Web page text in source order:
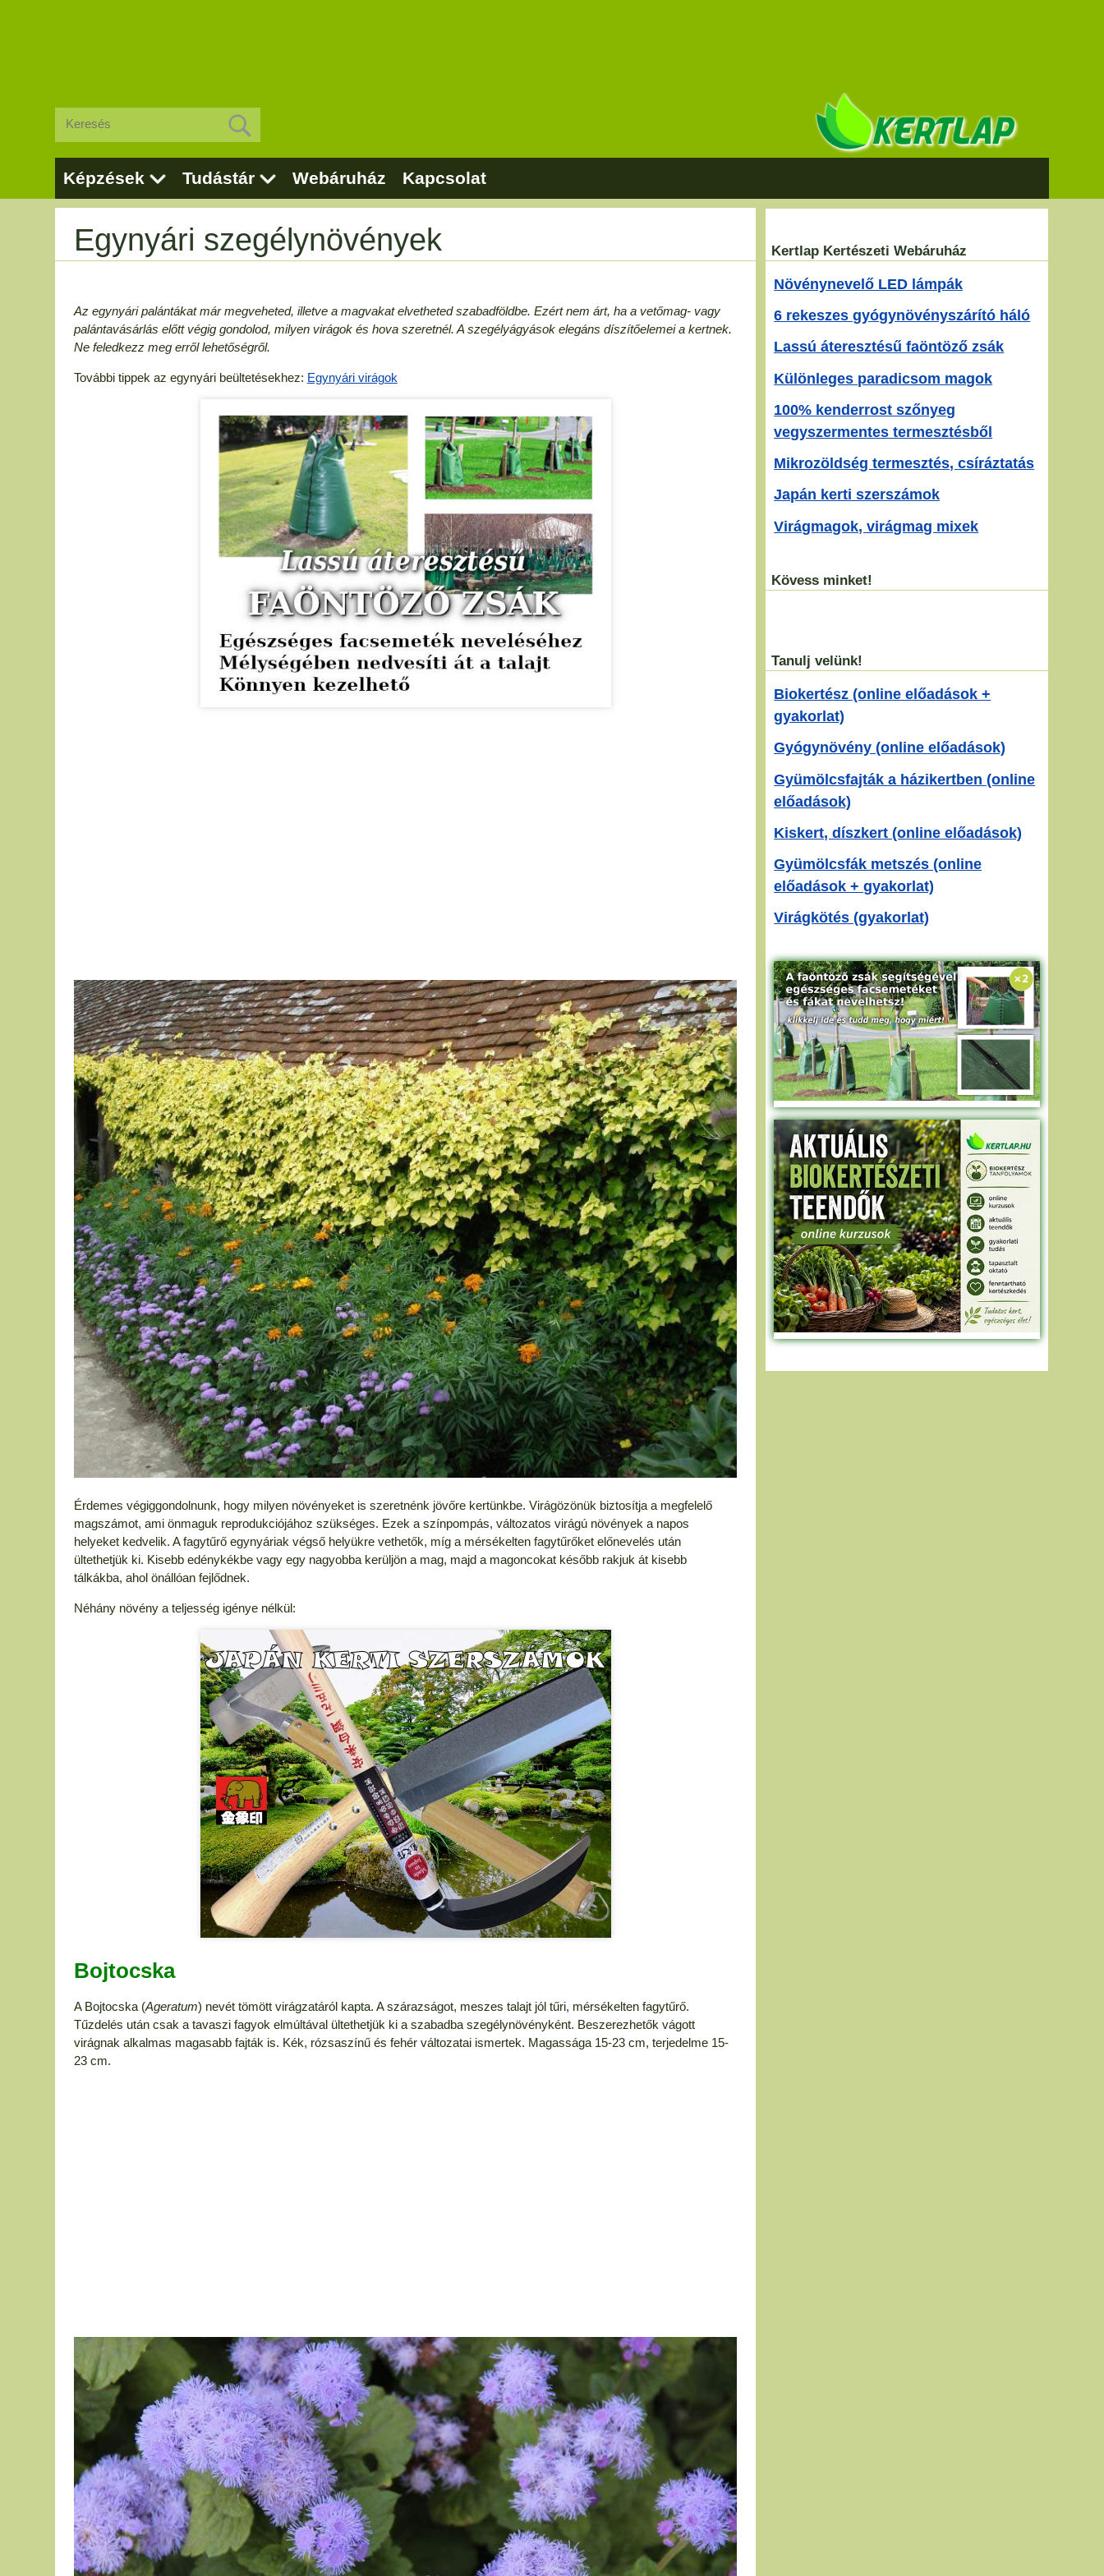
Képzések Tudástár Webáruház Kapcsolat
Egynyári szegélynövények
Az egynyári palántákat már megveheted, illetve a magvakat elvetheted szabadföldbe. Ezért nem árt, ha a vetőmag- vagy
palántavásárlás előtt végig gondolod, milyen virágok és hova szeretnél. A szegélyágyások elegáns díszítőelemei a kertnek.
Ne feledkezz meg erről lehetőségről.
További tippek az egynyári beültetésekhez: Egynyári virágok
Érdemes végiggondolnunk, hogy milyen növényeket is szeretnénk jövőre kertünkbe. Virágözönük biztosítja a megfelelő
magszámot, ami önmaguk reprodukciójához szükséges. Ezek a színpompás, változatos virágú növények a napos
helyeket kedvelik. A fagytűrő egynyáriak végső helyükre vethetők, míg a mérsékelten fagytűrőket előnevelés után
ültethetjük ki. Kisebb edénykékbe vagy egy nagyobba kerüljön a mag, majd a magoncokat később rakjuk át kisebb
tálkákba, ahol önállóan fejlődnek.
Néhány növény a teljesség igénye nélkül:
Bojtocska
A Bojtocska (Ageratum) nevét tömött virágzatáról kapta. A szárazságot, meszes talajt jól tűri, mérsékelten fagytűrő.
Tűzdelés után csak a tavaszi fagyok elmúltával ültethetjük ki a szabadba szegélynövényként. Beszerezhetők vágott
virágnak alkalmas magasabb fajták is. Kék, rózsaszínű és fehér változatai ismertek. Magassága 15-23 cm, terjedelme 15-
23 cm.
Kertlap Kertészeti Webáruház
Növénynevelő LED lámpák
6 rekeszes gyógynövényszárító háló
Lassú áteresztésű faöntöző zsák
Különleges paradicsom magok
100% kenderrost szőnyeg
vegyszermentes termesztésből
Mikrozöldség termesztés, csíráztatás
Japán kerti szerszámok
Virágmagok, virágmag mixek
Kövess minket!
Tanulj velünk!
Biokertész (online előadások +
gyakorlat)
Gyógynövény (online előadások)
Gyümölcsfajták a házikertben (online
előadások)
Kiskert, díszkert (online előadások)
Gyümölcsfák metszés (online
előadások + gyakorlat)
Virágkötés (gyakorlat)